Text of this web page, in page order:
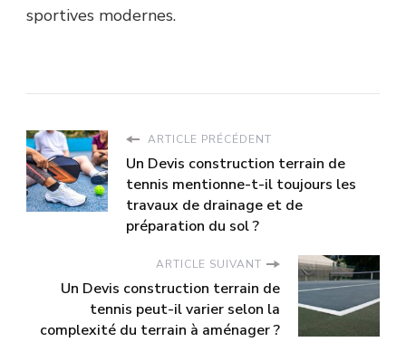
sportives modernes.
ARTICLE PRÉCÉDENT
Un Devis construction terrain de
tennis mentionne-t-il toujours les
travaux de drainage et de
préparation du sol ?
ARTICLE SUIVANT
Un Devis construction terrain de
tennis peut-il varier selon la
complexité du terrain à aménager ?